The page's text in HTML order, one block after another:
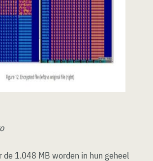
de 1.048 MB worden in hun geheel